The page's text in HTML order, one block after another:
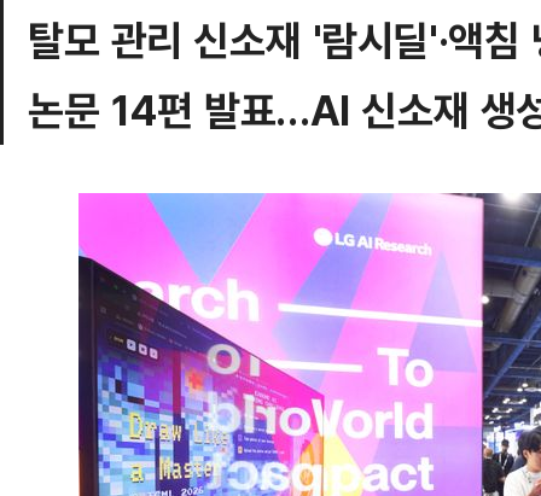
탈모 관리 신소재 '람시딜'·액침
논문 14편 발표…AI 신소재 생